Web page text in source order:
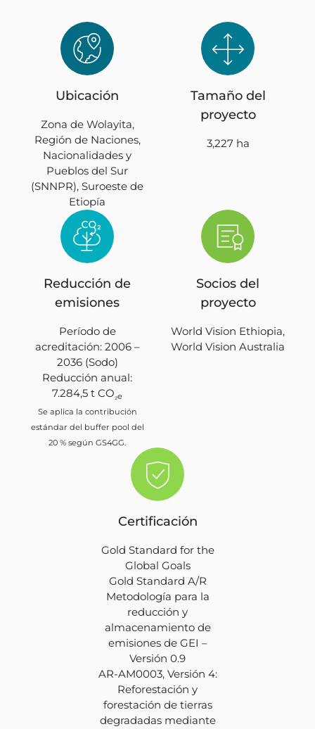
Ubicación
Zona de Wolayita,
Región de Naciones,
Nacionalidades y
Pueblos del Sur
(SNNPR), Suroeste de
Etiopía
Tamaño del
proyecto
3,227 ha
Reducción de
emisiones
Período de
acreditación: 2006 –
2036 (Sodo)
Reducción anual:
7.284,5 t CO₂e
Se aplica la contribución
estándar del buffer pool del
20 % según GS4GG.
Socios del
proyecto
World Vision Ethiopia,
World Vision Australia
Certificación
Gold Standard for the
Global Goals
Gold Standard A/R
Metodología para la
reducción y
almacenamiento de
emisiones de GEI –
Versión 0.9
AR-AM0003, Versión 4:
Reforestación y
forestación de tierras
degradadas mediante